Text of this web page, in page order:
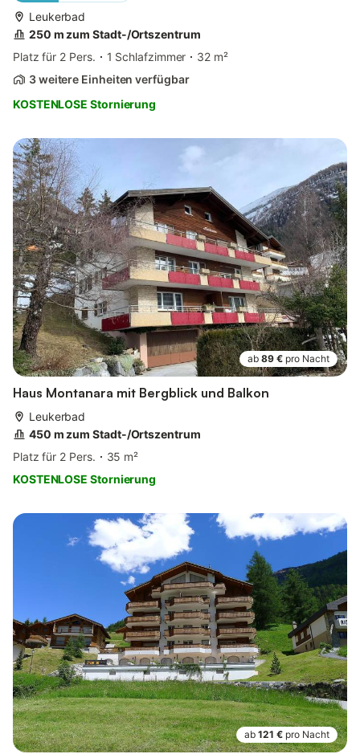
Leukerbad
250 m zum Stadt-/Ortszentrum
Platz für 2 Pers.
1 Schlafzimmer
32 m²
3 weitere Einheiten verfügbar
KOSTENLOSE Stornierung
ab 89 € pro Nacht
Haus Montanara mit Bergblick und Balkon
Leukerbad
450 m zum Stadt-/Ortszentrum
Platz für 2 Pers.
35 m²
KOSTENLOSE Stornierung
ab 121 € pro Nacht